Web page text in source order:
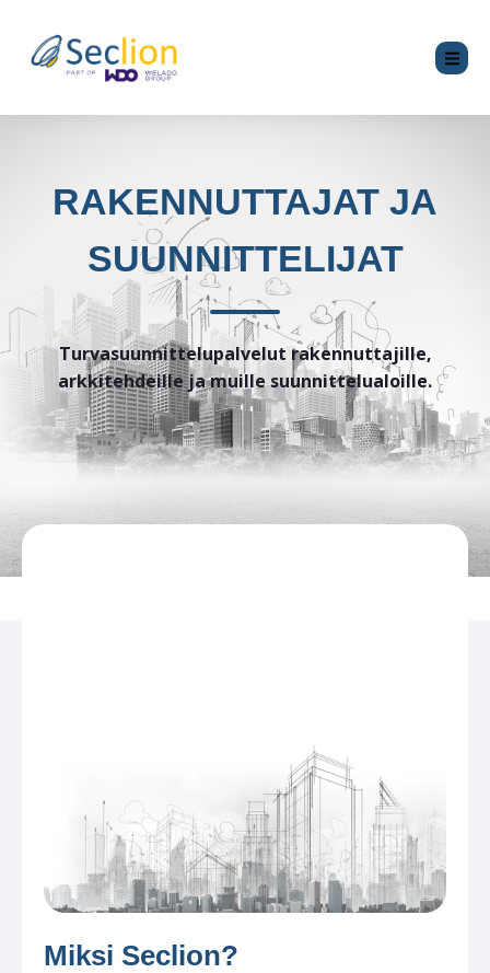
RAKENNUTTAJAT JA
SUUNNITTELIJAT
Turvasuunnittelupalvelut rakennuttajille,
arkkitehdeille ja muille suunnittelualoille.
Miksi Seclion?